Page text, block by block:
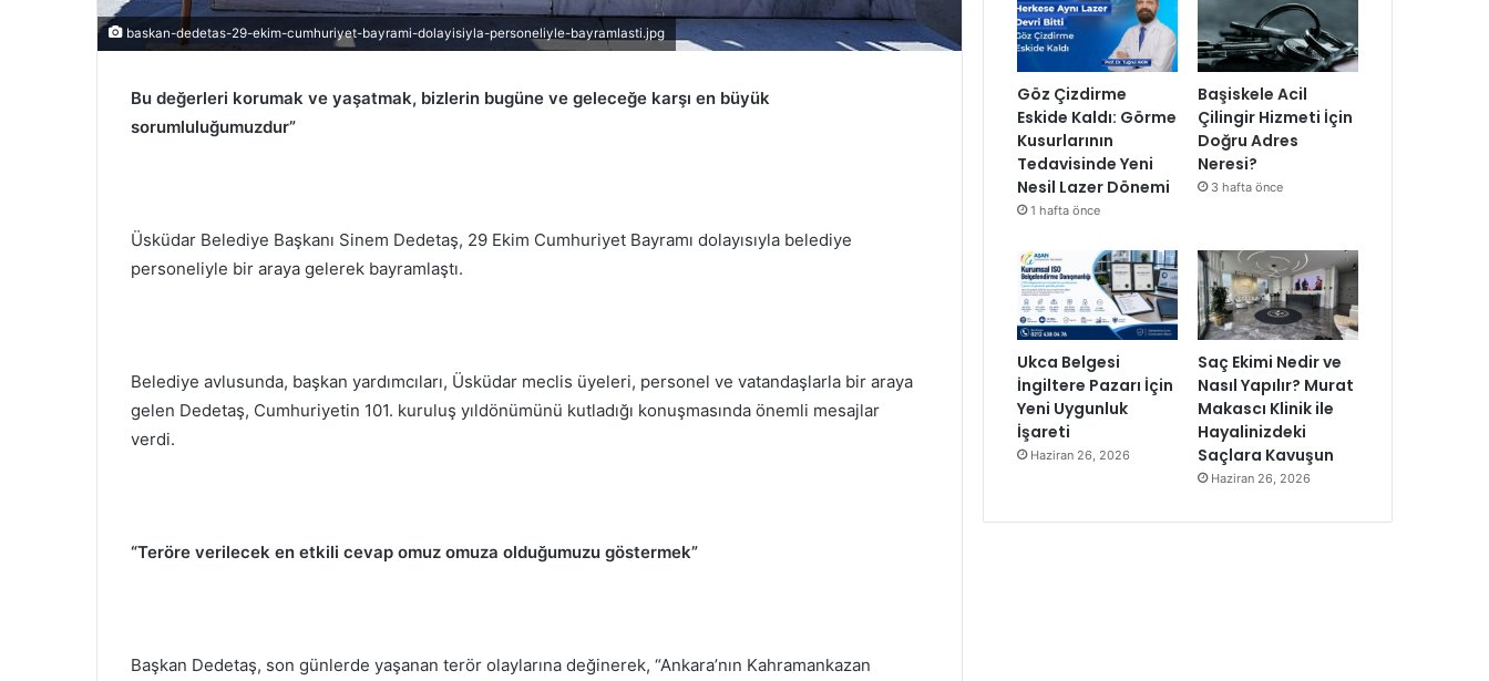
baskan-dedetas-29-ekim-cumhuriyet-bayrami-dolayisiyla-personeliyle-bayramlasti.jpg
Bu değerleri korumak ve yaşatmak, bizlerin bugüne ve geleceğe karşı en büyük
sorumluluğumuzdur”
Üsküdar Belediye Başkanı Sinem Dedetaş, 29 Ekim Cumhuriyet Bayramı dolayısıyla belediye
personeliyle bir araya gelerek bayramlaştı.
Belediye avlusunda, başkan yardımcıları, Üsküdar meclis üyeleri, personel ve vatandaşlarla bir araya
gelen Dedetaş, Cumhuriyetin 101. kuruluş yıldönümünü kutladığı konuşmasında önemli mesajlar
verdi.
“Teröre verilecek en etkili cevap omuz omuza olduğumuzu göstermek”
Başkan Dedetaş, son günlerde yaşanan terör olaylarına değinerek, “Ankara’nın Kahramankazan
Göz Çizdirme
Eskide Kaldı: Görme
Kusurlarının
Tedavisinde Yeni
Nesil Lazer Dönemi
1 hafta önce
Başiskele Acil
Çilingir Hizmeti İçin
Doğru Adres
Neresi?
3 hafta önce
Ukca Belgesi
İngiltere Pazarı İçin
Yeni Uygunluk
İşareti
Haziran 26, 2026
Saç Ekimi Nedir ve
Nasıl Yapılır? Murat
Makascı Klinik ile
Hayalinizdeki
Saçlara Kavuşun
Haziran 26, 2026